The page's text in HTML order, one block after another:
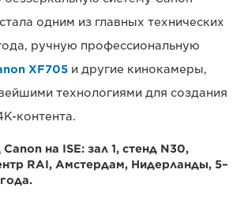
одним из главных технических
ручную профессиональную
XF705 и другие кинокамеры,
технологиями для создания
контента.
на ISE: зал 1, стенд N30,
RAI, Амстердам, Нидерланды, 5–